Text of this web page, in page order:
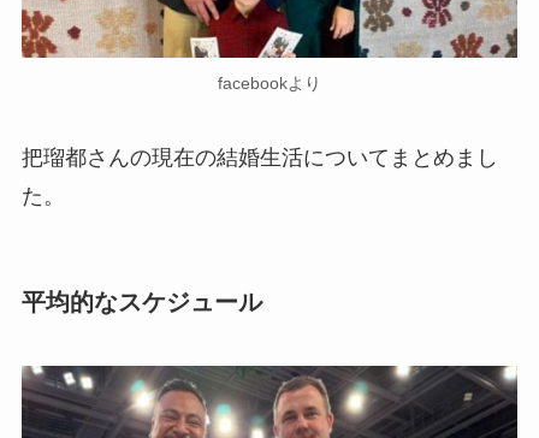
facebookより
把瑠都さんの現在の結婚生活についてまとめまし
た。
平均的なスケジュール